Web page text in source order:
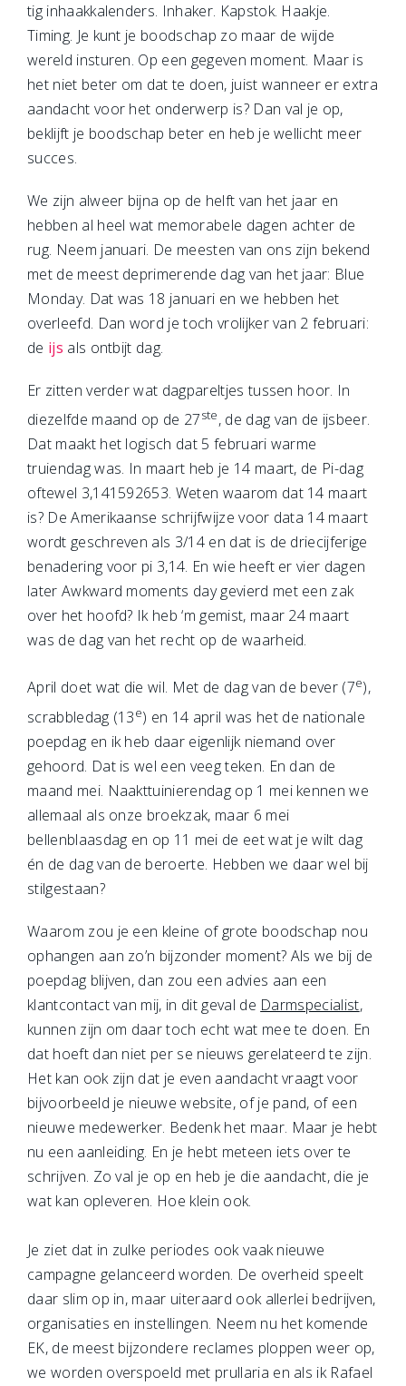
tig inhaakkalenders. Inhaker. Kapstok. Haakje.
Timing. Je kunt je boodschap zo maar de wijde
wereld insturen. Op een gegeven moment. Maar is
het niet beter om dat te doen, juist wanneer er extra
aandacht voor het onderwerp is? Dan val je op,
beklijft je boodschap beter en heb je wellicht meer
succes.
We zijn alweer bijna op de helft van het jaar en
hebben al heel wat memorabele dagen achter de
rug. Neem januari. De meesten van ons zijn bekend
met de meest deprimerende dag van het jaar: Blue
Monday. Dat was 18 januari en we hebben het
overleefd. Dan word je toch vrolijker van 2 februari:
de ijs als ontbijt dag.
Er zitten verder wat dagpareltjes tussen hoor. In
diezelfde maand op de 27ste, de dag van de ijsbeer.
Dat maakt het logisch dat 5 februari warme
truiendag was. In maart heb je 14 maart, de Pi-dag
oftewel 3,141592653. Weten waarom dat 14 maart
is? De Amerikaanse schrijfwijze voor data 14 maart
wordt geschreven als 3/14 en dat is de driecijferige
benadering voor pi 3,14. En wie heeft er vier dagen
later Awkward moments day gevierd met een zak
over het hoofd? Ik heb ‘m gemist, maar 24 maart
was de dag van het recht op de waarheid.
April doet wat die wil. Met de dag van de bever (7e),
scrabbledag (13e) en 14 april was het de nationale
poepdag en ik heb daar eigenlijk niemand over
gehoord. Dat is wel een veeg teken. En dan de
maand mei. Naakttuinierendag op 1 mei kennen we
allemaal als onze broekzak, maar 6 mei
bellenblaasdag en op 11 mei de eet wat je wilt dag
én de dag van de beroerte. Hebben we daar wel bij
stilgestaan?
Waarom zou je een kleine of grote boodschap nou
ophangen aan zo’n bijzonder moment? Als we bij de
poepdag blijven, dan zou een advies aan een
klantcontact van mij, in dit geval de Darmspecialist,
kunnen zijn om daar toch echt wat mee te doen. En
dat hoeft dan niet per se nieuws gerelateerd te zijn.
Het kan ook zijn dat je even aandacht vraagt voor
bijvoorbeeld je nieuwe website, of je pand, of een
nieuwe medewerker. Bedenk het maar. Maar je hebt
nu een aanleiding. En je hebt meteen iets over te
schrijven. Zo val je op en heb je die aandacht, die je
wat kan opleveren. Hoe klein ook.
Je ziet dat in zulke periodes ook vaak nieuwe
campagne gelanceerd worden. De overheid speelt
daar slim op in, maar uiteraard ook allerlei bedrijven,
organisaties en instellingen. Neem nu het komende
EK, de meest bijzondere reclames ploppen weer op,
we worden overspoeld met prullaria en als ik Rafael